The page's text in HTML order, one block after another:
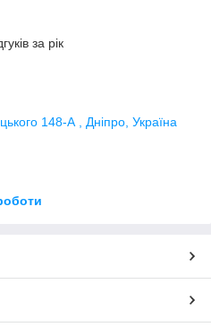
за рік
148-А , Дніпро, Україна